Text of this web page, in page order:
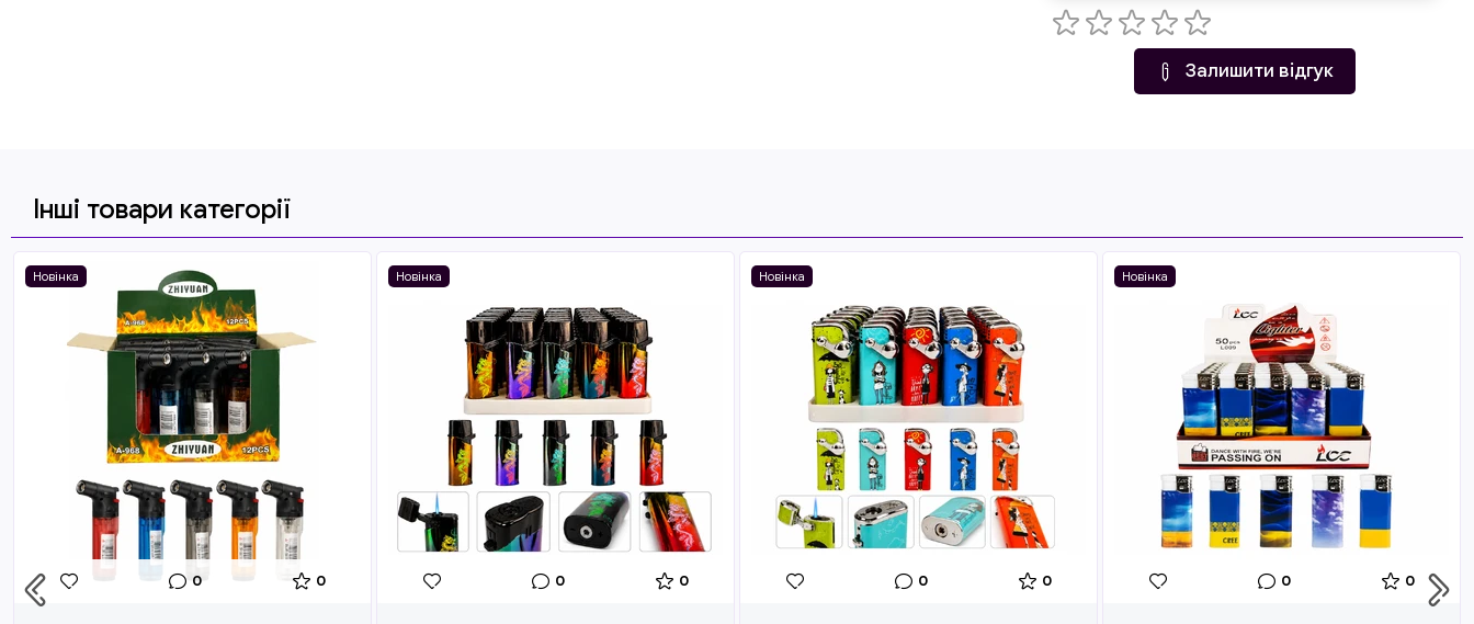
Залишити відгук
Інші товари категорії
Новінка
0 0
Новінка
0 0
Новінка
0 0
Новінка
0 0